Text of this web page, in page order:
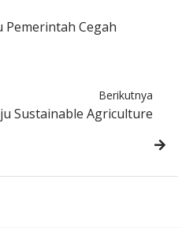
Cegah
Berikutnya
Sustainable Agriculture